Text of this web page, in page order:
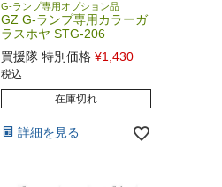
G-ランプ専用オプション品
GZ G-ランプ専用カラーガ
ラスホヤ STG-206
買援隊 特別価格 ¥1,430
税込
在庫切れ
詳細を見る